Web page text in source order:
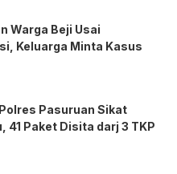
Warga Beji Usai
Keluarga Minta Kasus
Pasuruan Sikat
41 Paket Disita darj 3 TKP